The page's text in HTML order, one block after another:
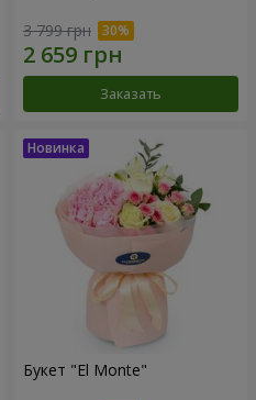
3 799 грн
Заказать
Букет "El Monte"